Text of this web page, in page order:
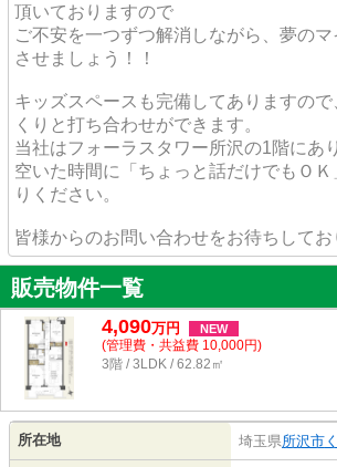
頂いておりますので
ご不安を一つずつ解消しながら、夢の
させましょう！！
キッズスペースも完備してありますの
くりと打ち合わせができます。
当社はフォーラスタワー所沢の1階にあ
空いた時間に「ちょっと話だけでもＯ
りください。
皆様からのお問い合わせをお待ちしてお
販売物件一覧
4,090万円 NEW
(管理費・共益費 10,000円)
3階 / 3LDK / 62.82㎡
所在地 埼玉県所沢市